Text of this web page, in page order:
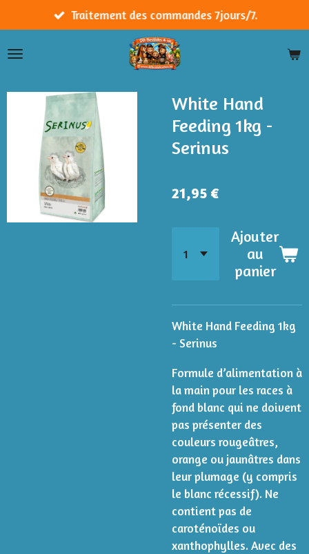
au
contenu
Traitement des commandes 7jours/7.
White Hand
Feeding 1kg -
Serinus
21,95 €
Ajouter
au
panier
White Hand Feeding 1kg
- Serinus
Formule d’alimentation à
la main pour les races à
fond blanc qui ne doivent
pas présenter des
couleurs rougeâtres,
orange ou jaunâtres dans
leur plumage (y compris
le blanc récessif). Ne
contient pas de
caroténoïdes ou
xanthophylles. Avec des